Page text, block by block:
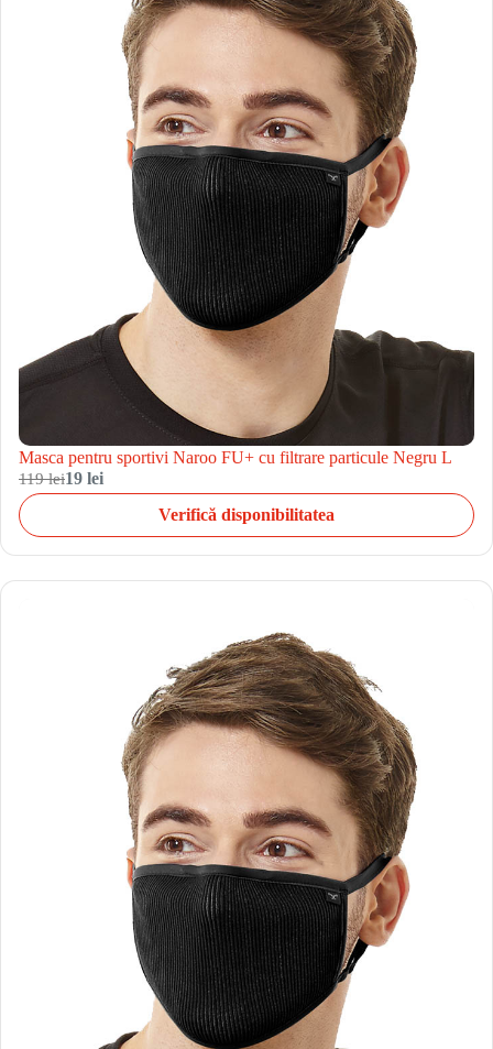
Masca pentru sportivi Naroo FU+ cu filtrare particule Negru L
119 lei19 lei
Verifică disponibilitatea